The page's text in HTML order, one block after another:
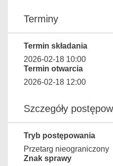
Terminy
Termin składania
2026-02-18 10:00
Termin otwarcia
2026-02-18 12:00
Szczegóły
Tryb postępowania
Przetarg nieograniczony
Znak sprawy